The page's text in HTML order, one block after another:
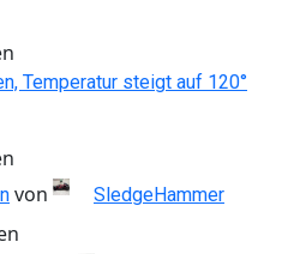
Temperatur steigt auf 120°
von SledgeHammer